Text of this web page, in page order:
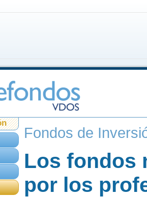
Fondos de
Los fondos
por los